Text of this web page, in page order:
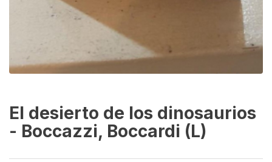
El desierto de los dinosaurios
- Boccazzi, Boccardi (L)